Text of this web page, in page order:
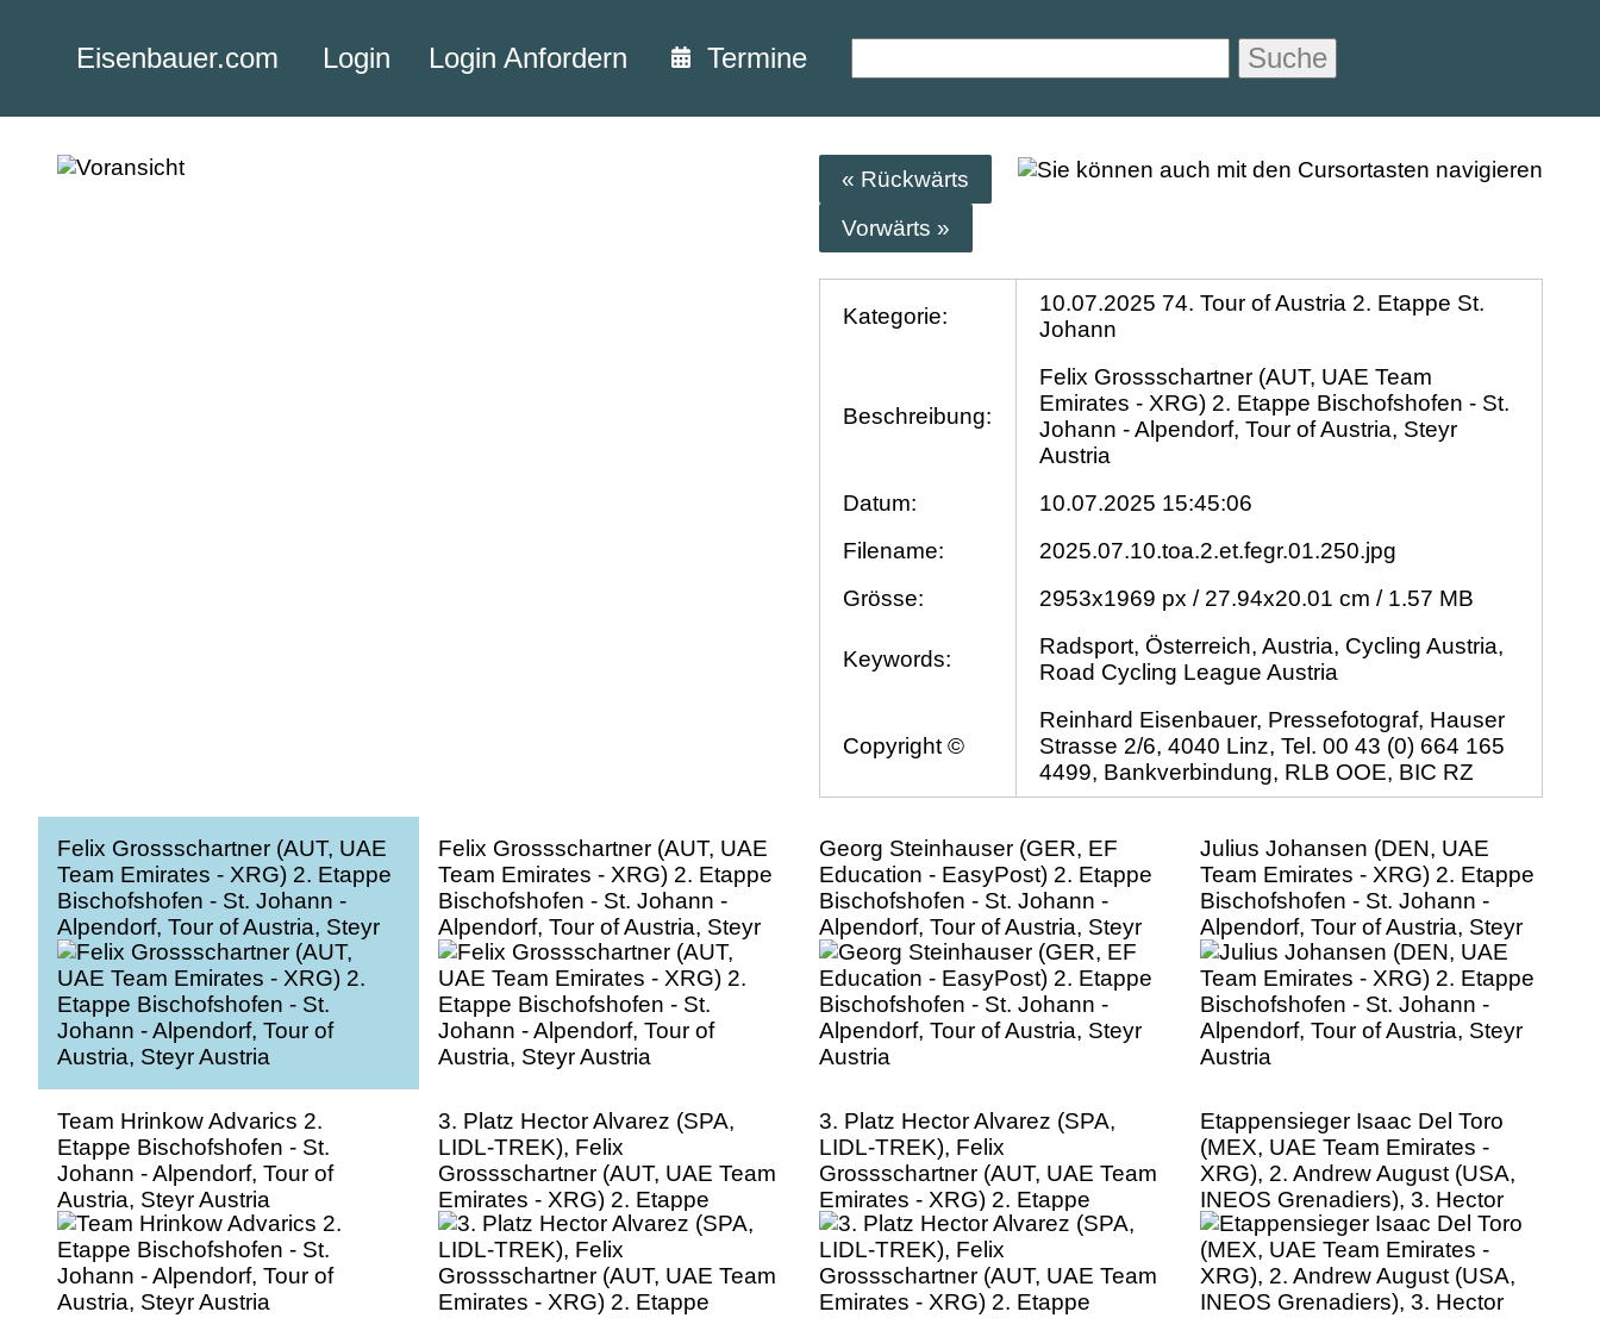
Eisenbauer.com Login Login Anfordern Termine Suche
« Rückwärts
Vorwärts »
Kategorie:
10.07.2025 74. Tour of Austria 2. Etappe St.
Johann
Beschreibung:
Felix Grossschartner (AUT, UAE Team
Emirates - XRG) 2. Etappe Bischofshofen - St.
Johann - Alpendorf, Tour of Austria, Steyr
Austria
Datum:
10.07.2025 15:45:06
Filename:
2025.07.10.toa.2.et.fegr.01.250.jpg
Grösse:
2953x1969 px / 27.94x20.01 cm / 1.57 MB
Keywords:
Radsport, Österreich, Austria, Cycling Austria,
Road Cycling League Austria
Copyright ©
Reinhard Eisenbauer, Pressefotograf, Hauser
Strasse 2/6, 4040 Linz, Tel. 00 43 (0) 664 165
4499, Bankverbindung, RLB OOE, BIC RZ
Felix Grossschartner (AUT, UAE
Team Emirates - XRG) 2. Etappe
Bischofshofen - St. Johann -
Alpendorf, Tour of Austria, Steyr
Austria
Felix Grossschartner (AUT, UAE
Team Emirates - XRG) 2. Etappe
Bischofshofen - St. Johann -
Alpendorf, Tour of Austria, Steyr
Austria
Georg Steinhauser (GER, EF
Education - EasyPost) 2. Etappe
Bischofshofen - St. Johann -
Alpendorf, Tour of Austria, Steyr
Austria
Julius Johansen (DEN, UAE
Team Emirates - XRG) 2. Etappe
Bischofshofen - St. Johann -
Alpendorf, Tour of Austria, Steyr
Austria
Team Hrinkow Advarics 2.
Etappe Bischofshofen - St.
Johann - Alpendorf, Tour of
Austria, Steyr Austria
3. Platz Hector Alvarez (SPA,
LIDL-TREK), Felix
Grossschartner (AUT, UAE Team
Emirates - XRG) 2. Etappe
Bischofshofen - St. Johann -
Alpendorf, Tour of Austria, Steyr
Austria
3. Platz Hector Alvarez (SPA,
LIDL-TREK), Felix
Grossschartner (AUT, UAE Team
Emirates - XRG) 2. Etappe
Bischofshofen - St. Johann -
Alpendorf, Tour of Austria, Steyr
Austria
Etappensieger Isaac Del Toro
(MEX, UAE Team Emirates -
XRG), 2. Andrew August (USA,
INEOS Grenadiers), 3. Hector
Alvarez (SPA, LIDL-TREK), 2.
Etappe Bischofshofen - St.
Johann - Alpendorf, Tour of
Austria, Steyr Austria